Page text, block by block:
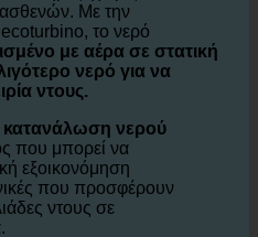
της αναλογίας
νιπτήρες, χωρίς να
ασθενών. Με την
το νερό
με αέρα σε στατική
νερό για να
ντους.
κατανάλωση νερού
που μπορεί να
εξοικονόμηση